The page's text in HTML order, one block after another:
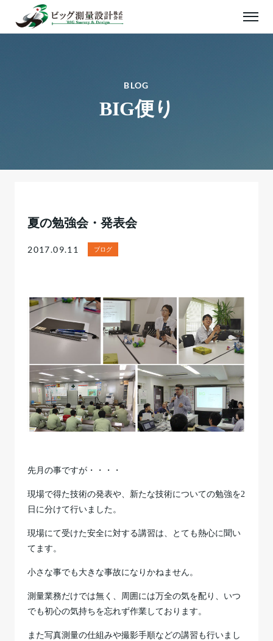
BLOG
BIG便り
夏の勉強会・発表会
2017.09.11 ブログ
先月の事ですが・・・・
現場で得た技術の発表や、新たな技術についての勉強を2
日に分けて行いました。
現場にて受けた安全に対する講習は、とても熱心に聞い
てます。
小さな事でも大きな事故になりかねません。
測量業務だけでは無く、周囲には万全の気を配り、いつ
でも初心の気持ちを忘れず作業しております。
また写真測量の仕組みや撮影手順などの講習も行いまし